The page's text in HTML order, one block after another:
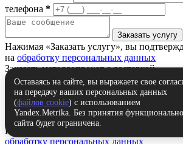
телефона *
Нажимая «Заказать услугу», вы
на обработку персональных данных
Заказать металлопрокат с доставкой
Имя Фамилия*
телефона*
Нажимая «Заказать», вы подтверждаете,
обработку персональных данных
Оставаясь на сайте, вы выражаете свое
на передачу ваших персональных данных
(файлов cookie) с использованием
Yandex.Metrika. Без принятия
сайта будет ограничена.